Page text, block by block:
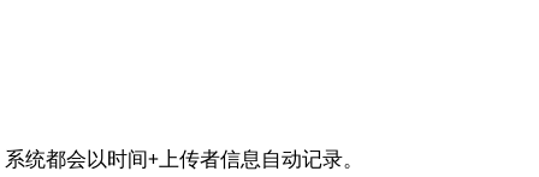
统都会以时间+上传者信息自动记录。